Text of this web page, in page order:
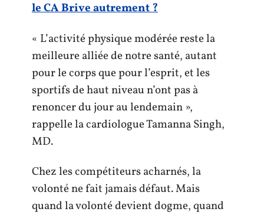
le CA Brive autrement ?
« L’activité physique modérée reste la
meilleure alliée de notre santé, autant
pour le corps que pour l’esprit, et les
sportifs de haut niveau n’ont pas à
renoncer du jour au lendemain »,
rappelle la cardiologue Tamanna Singh,
MD.
Chez les compétiteurs acharnés, la
volonté ne fait jamais défaut. Mais
quand la volonté devient dogme, quand